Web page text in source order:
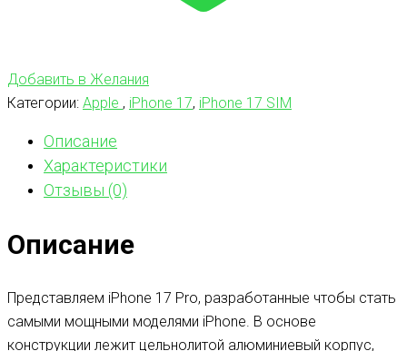
Добавить в Желания
Категории: Apple , iPhone 17, iPhone 17 SIM
Описание
Характеристики
Отзывы (0)
Описание
Представляем iPhone 17 Pro, разработанные чтобы стать
самыми мощными моделями iPhone. В основе
конструкции лежит цельнолитой алюминиевый корпус,